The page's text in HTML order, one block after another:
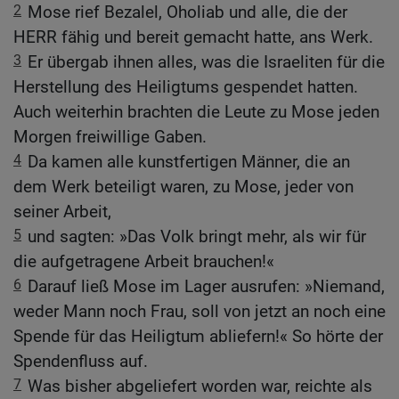
2 Mose rief Bezalel, Oholiab und alle, die der
HERR fähig und bereit gemacht hatte, ans Werk.
3 Er übergab ihnen alles, was die Israeliten für die
Herstellung des Heiligtums gespendet hatten.
Auch weiterhin brachten die Leute zu Mose jeden
Morgen freiwillige Gaben.
4 Da kamen alle kunstfertigen Männer, die an
dem Werk beteiligt waren, zu Mose, jeder von
seiner Arbeit,
5 und sagten: »Das Volk bringt mehr, als wir für
die aufgetragene Arbeit brauchen!«
6 Darauf ließ Mose im Lager ausrufen: »Niemand,
weder Mann noch Frau, soll von jetzt an noch eine
Spende für das Heiligtum abliefern!« So hörte der
Spendenfluss auf.
7 Was bisher abgeliefert worden war, reichte als